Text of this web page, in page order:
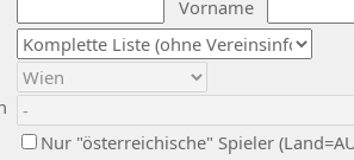
Vorname
Nur "österreichische" Spieler